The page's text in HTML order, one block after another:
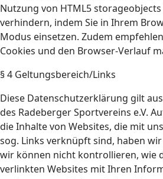
Nutzung von HTML5
verhindern, indem Sie in Ihrem
Modus einsetzen. Zudem
Cookies und den Browser-Verlauf
§ 4 Geltungsbereich/Links
Diese Datenschutzerklärung gilt
des Radeberger Sportvereins e.V.
die Inhalte von Websites, die mit
sog. Links verknüpft sind, haben
wir können nicht kontrollieren, wie
verlinkten Websites mit Ihren